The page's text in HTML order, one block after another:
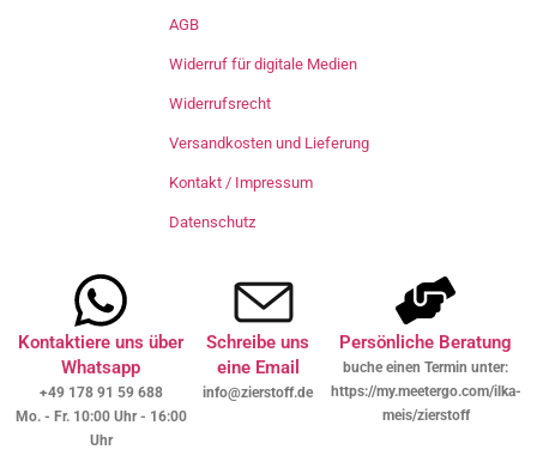
AGB
Widerruf für digitale Medien
Widerrufsrecht
Versandkosten und Lieferung
Kontakt / Impressum
Datenschutz
Kontaktiere uns über
Whatsapp
+49 178 91 59 688
Mo. - Fr. 10:00 Uhr - 16:00
Uhr
Schreibe uns
eine Email
info@zierstoff.de
Persönliche Beratung
buche einen Termin unter:
https://my.meetergo.com/ilka-
meis/zierstoff